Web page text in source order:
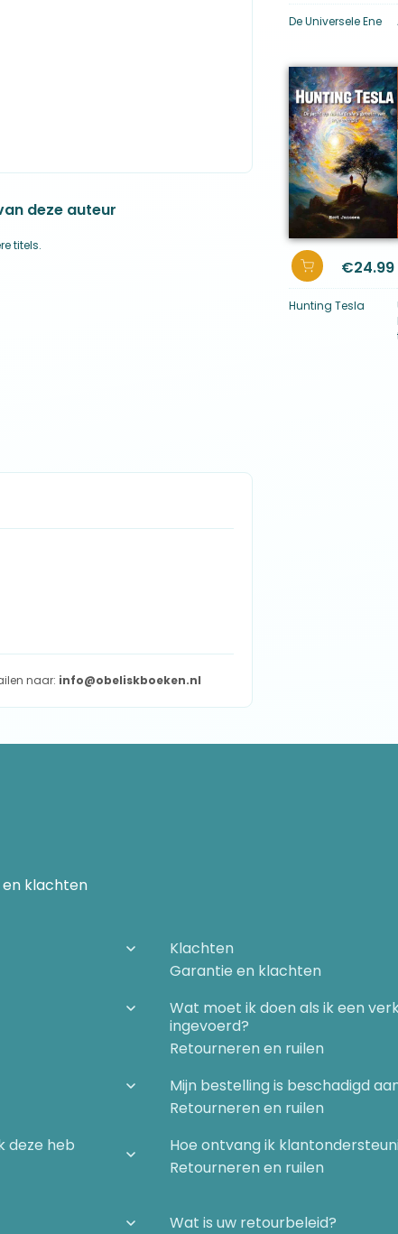
patronen zijn enerzijds te vinden in
pleinen en gebouwen en
deze auteur
titels.
naar: info@obeliskboeken.nl
De Universele Ene
€24.99
Hunting Tesla
klachten
Klachten
Garantie en klachten
Wat moet ik doen als ik een
ingevoerd?
Retourneren en ruilen
Mijn bestelling is beschadigd
Retourneren en ruilen
deze heb
Hoe ontvang ik
Retourneren en ruilen
Wat is uw retourbeleid?